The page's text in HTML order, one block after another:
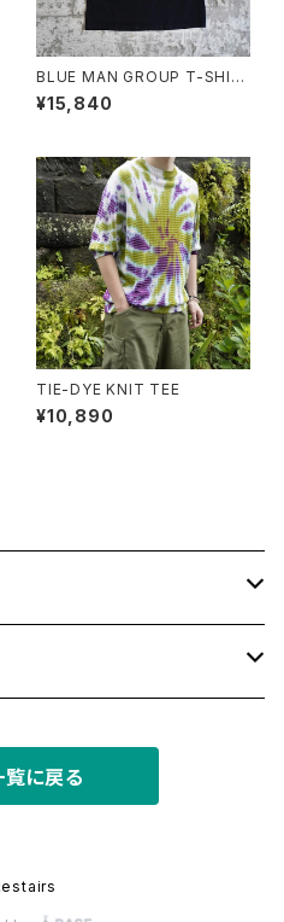
BLUE MAN GROUP T-SHIR
T
¥15,840
TIE-DYE KNIT TEE
¥10,890
に戻る